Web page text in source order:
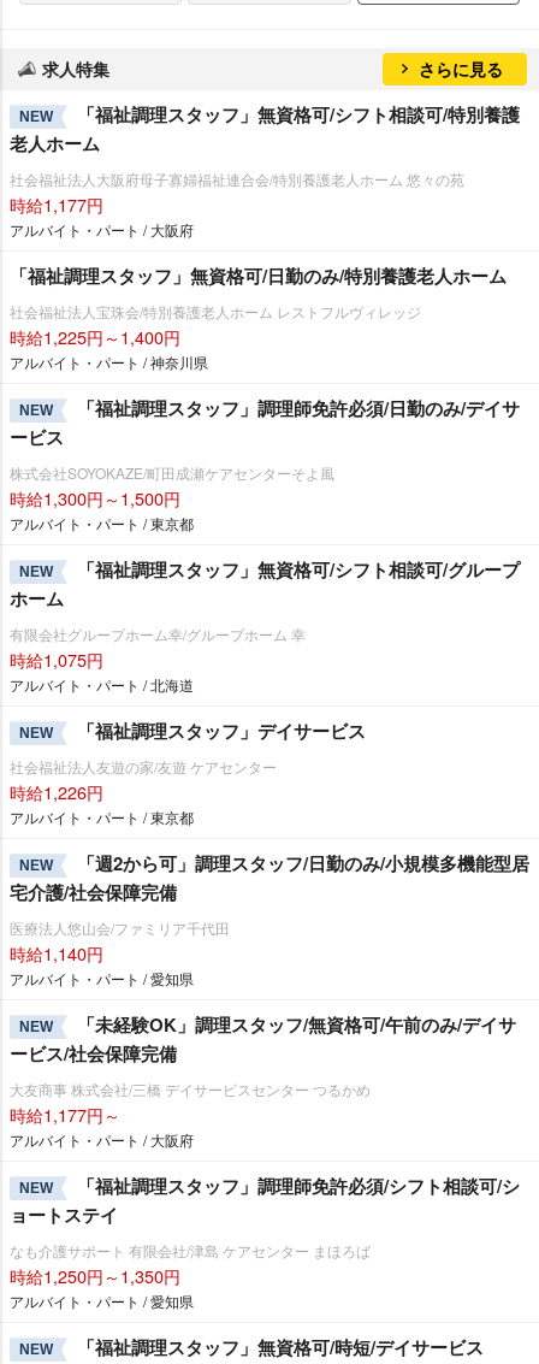
求人特集 さらに見る
NEW
「福祉調理スタッフ」無資格可/シフト相談可/特別養護
老人ホーム
社会福祉法人大阪府母子寡婦福祉連合会/特別養護老人ホーム 悠々の苑
時給1,177円
アルバイト・パート / 大阪府
「福祉調理スタッフ」無資格可/日勤のみ/特別養護老人ホーム
社会福祉法人宝珠会/特別養護老人ホーム レストフルヴィレッジ
時給1,225円～1,400円
アルバイト・パート / 神奈川県
NEW
「福祉調理スタッフ」調理師免許必須/日勤のみ/デイサ
ービス
株式会社SOYOKAZE/町田成瀬ケアセンターそよ風
時給1,300円～1,500円
アルバイト・パート / 東京都
NEW
「福祉調理スタッフ」無資格可/シフト相談可/グループ
ホーム
有限会社グループホーム幸/グループホーム 幸
時給1,075円
アルバイト・パート / 北海道
NEW 「福祉調理スタッフ」デイサービス
社会福祉法人友遊の家/友遊 ケアセンター
時給1,226円
アルバイト・パート / 東京都
NEW
「週2から可」調理スタッフ/日勤のみ/小規模多機能型居
宅介護/社会保障完備
医療法人悠山会/ファミリア千代田
時給1,140円
アルバイト・パート / 愛知県
NEW
「未経験OK」調理スタッフ/無資格可/午前のみ/デイサ
ービス/社会保障完備
大友商事 株式会社/三橋 デイサービスセンター つるかめ
時給1,177円～
アルバイト・パート / 大阪府
NEW
「福祉調理スタッフ」調理師免許必須/シフト相談可/シ
ョートステイ
なも介護サポート 有限会社/津島 ケアセンター まほろば
時給1,250円～1,350円
アルバイト・パート / 愛知県
NEW 「福祉調理スタッフ」無資格可/時短/デイサービス